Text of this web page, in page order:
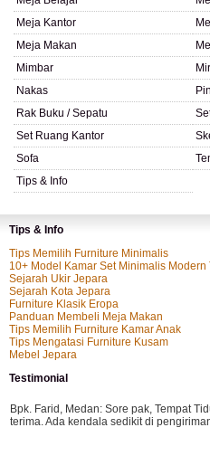
Meja Kantor
Meja Makan
Mimbar
Nakas
Rak Buku / Sepatu
Set Ruang Kantor
Sofa
Tips & Info
Tips & Info
Tips Memilih Furniture Minimalis
10+ Model Kamar Set Minimalis Modern
Sejarah Ukir Jepara
Sejarah Kota Jepara
Furniture Klasik Eropa
Panduan Membeli Meja Makan
Tips Memilih Furniture Kamar Anak
Tips Mengatasi Furniture Kusam
Mebel Jepara
Testimonial
Bpk. Farid, Medan: Sore pak, Tempat
terima. Ada kendala sedikit di